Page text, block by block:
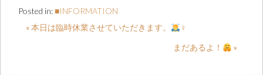
Posted in:■INFORMATION
« 本日は臨時休業させていただきます。
‍♀️
まだあるよ！
»